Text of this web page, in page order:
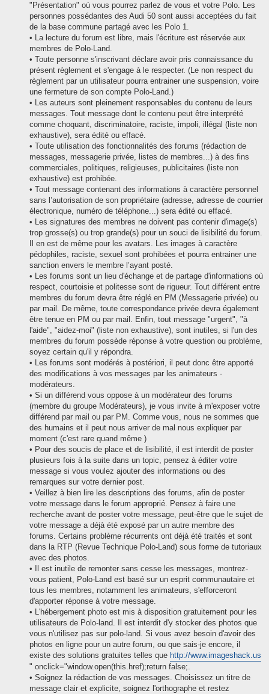
"Présentation" où vous pourrez parlez de vous et votre Polo. Les
personnes possédantes des Audi 50 sont aussi acceptées du fait
de la base commune partagé avec les Polo 1.
• La lecture du forum est libre, mais l'écriture est réservée aux
membres de Polo-Land.
• Toute personne s'inscrivant déclare avoir pris connaissance du
présent règlement et s'engage à le respecter. (Le non respect du
règlement par un utilisateur pourra entrainer une suspension, voire
une fermeture de son compte Polo-Land.)
• Les auteurs sont pleinement responsables du contenu de leurs
messages. Tout message dont le contenu peut être interprété
comme choquant, discriminatoire, raciste, impoli, illégal (liste non
exhaustive), sera édité ou effacé.
• Toute utilisation des fonctionnalités des forums (rédaction de
messages, messagerie privée, listes de membres...) à des fins
commerciales, politiques, religieuses, publicitaires (liste non
exhaustive) est prohibée.
• Tout message contenant des informations à caractère personnel
sans l’autorisation de son propriétaire (adresse, adresse de courrier
électronique, numéro de téléphone...) sera édité ou effacé.
• Les signatures des membres ne doivent pas contenir d'image(s)
trop grosse(s) ou trop grande(s) pour un souci de lisibilité du forum.
Il en est de même pour les avatars. Les images à caractère
pédophiles, raciste, sexuel sont prohibées et pourra entrainer une
sanction envers le membre l’ayant posté.
• Les forums sont un lieu d'échange et de partage d'informations où
respect, courtoisie et politesse sont de rigueur. Tout différent entre
membres du forum devra être réglé en PM (Messagerie privée) ou
par mail. De même, toute correspondance privée devra également
être tenue en PM ou par mail. Enfin, tout message "urgent", "à
l'aide", "aidez-moi" (liste non exhaustive), sont inutiles, si l'un des
membres du forum possède réponse à votre question ou problème,
soyez certain qu'il y répondra.
• Les forums sont modérés à postériori, il peut donc être apporté
des modifications à vos messages par les animateurs -
modérateurs.
• Si un différend vous oppose à un modérateur des forums
(membre du groupe Modérateurs), je vous invite à m'exposer votre
différend par mail ou par PM. Comme vous, nous ne sommes que
des humains et il peut nous arriver de mal nous expliquer par
moment (c'est rare quand même )
• Pour des soucis de place et de lisibilité, il est interdit de poster
plusieurs fois à la suite dans un topic, pensez à éditer votre
message si vous voulez ajouter des informations ou des
remarques sur votre dernier post.
• Veillez à bien lire les descriptions des forums, afin de poster
votre message dans le forum approprié. Pensez à faire une
recherche avant de poster votre message, peut-être que le sujet de
votre message a déjà été exposé par un autre membre des
forums. Certains problème récurrents ont déjà été traités et sont
dans la RTP (Revue Technique Polo-Land) sous forme de tutoriaux
avec des photos.
• Il est inutile de remonter sans cesse les messages, montrez-
vous patient, Polo-Land est basé sur un esprit communautaire et
tous les membres, notamment les animateurs, s'efforceront
d'apporter réponse à votre message.
• L'hébergement photo est mis à disposition gratuitement pour les
utilisateurs de Polo-land. Il est interdit d'y stocker des photos que
vous n'utilisez pas sur polo-land. Si vous avez besoin d'avoir des
photos en ligne pour un autre forum, ou que sais-je encore, il
existe des solutions gratuites telles que http://www.imageshack.us
" onclick="window.open(this.href);return false;.
• Soignez la rédaction de vos messages. Choisissez un titre de
message clair et explicite, soignez l'orthographe et restez